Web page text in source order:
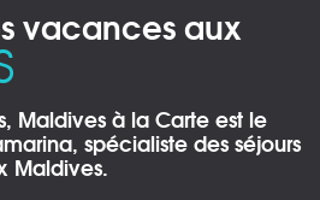
vacances aux
Maldives à la Carte est le
spécialiste des séjours
Maldives.